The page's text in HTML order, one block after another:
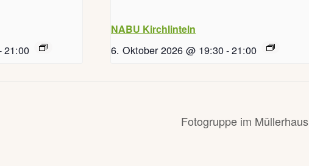
21:00
NABU Kirchlinteln
6. Oktober 2026 @ 19:30-21:00
Fotogruppe im Müllerhaus